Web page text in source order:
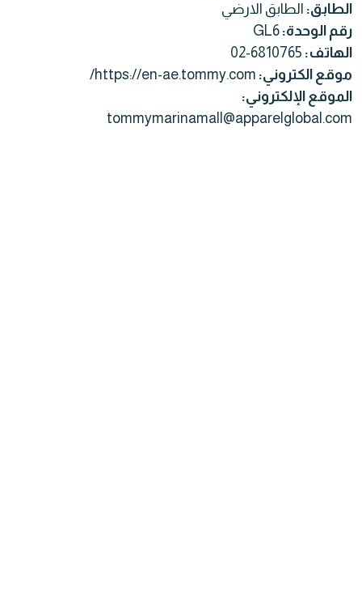
الطابق: الطابق الارضي
رقم الوحدة: GL6
الهاتف: 02-6810765
موقع الكتروني: https://en-ae.tommy.com/
الموقع الإلكتروني:
tommymarinamall@apparelglobal.com